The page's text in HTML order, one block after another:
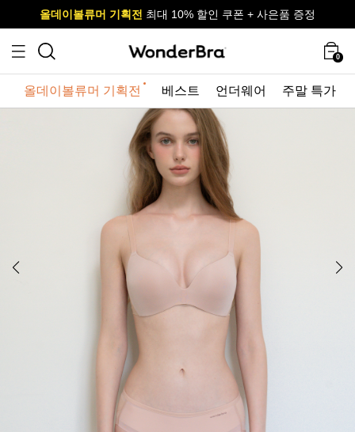
사이즈 무료 교환 서비스
올데이볼류머 기획전 최대 10% 할인 쿠폰 + 사은품 증정
사이즈 무료 교환 서비스
올데이볼류머 기획전
0
올데이볼류머 기획전 베스트 언더웨어 주말 특가